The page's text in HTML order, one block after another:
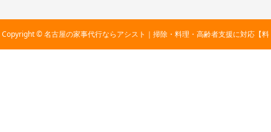
Copyright © 名古屋の家事代行ならアシスト｜掃除・料理・高齢者支援に対応【料